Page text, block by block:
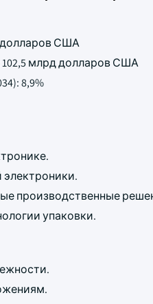
долларов США
102,5 млрд долларов США
8,9%
электроники.
производственные
упаковки.